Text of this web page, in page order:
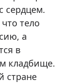
сердцем.
тело
а
в
кладбище.
стране